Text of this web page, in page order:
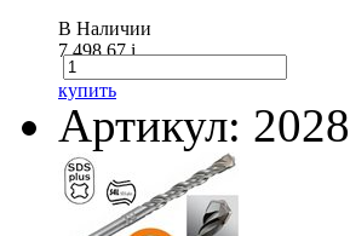
В Наличии
7 498.67i
купить
Артикул: